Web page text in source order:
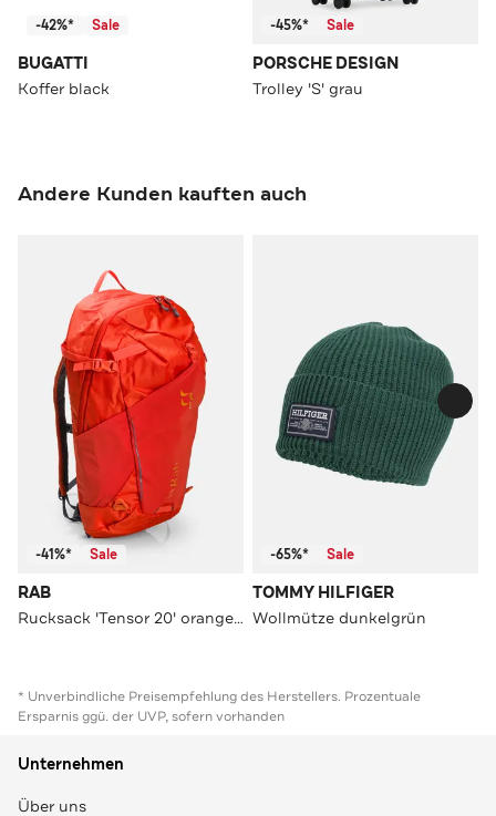
-42%* Sale
BUGATTI
Koffer black
-45%* Sale
PORSCHE DESIGN
Trolley 'S' grau
Andere Kunden kauften auch
-41%* Sale
RAB
Rucksack 'Tensor 20' orangerot
-65%* Sale
TOMMY HILFIGER
Wollmütze dunkelgrün
* Unverbindliche Preisempfehlung des Herstellers. Prozentuale
Ersparnis ggü. der UVP, sofern vorhanden
Unternehmen
Über uns